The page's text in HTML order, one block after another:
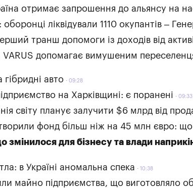
отримає запрошення до альянсу на
ліквідували 1110 окупантів –
транш допомоги із доходів від
допомагає вимушеним
гібридні авто 09:28
на Харківщині: є поранені 09:33
світу планує залучити $6 млрд від
фонд більш ніж на 45 млн євро:
змінилося для бізнесу та влади
в Україні аномальна спека 10:38
майно підприємства, що виготовляло